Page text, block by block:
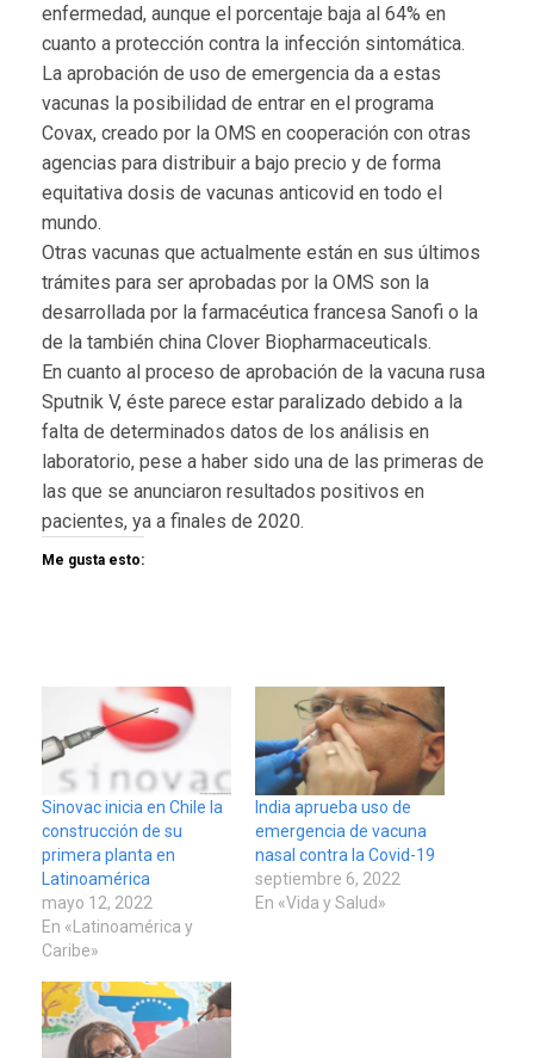
enfermedad, aunque el porcentaje baja al 64% en
cuanto a protección contra la infección sintomática.
La aprobación de uso de emergencia da a estas
vacunas la posibilidad de entrar en el programa
Covax, creado por la OMS en cooperación con otras
agencias para distribuir a bajo precio y de forma
equitativa dosis de vacunas anticovid en todo el
mundo.
Otras vacunas que actualmente están en sus últimos
trámites para ser aprobadas por la OMS son la
desarrollada por la farmacéutica francesa Sanofi o la
de la también china Clover Biopharmaceuticals.
En cuanto al proceso de aprobación de la vacuna rusa
Sputnik V, éste parece estar paralizado debido a la
falta de determinados datos de los análisis en
laboratorio, pese a haber sido una de las primeras de
las que se anunciaron resultados positivos en
pacientes, ya a finales de 2020.
Me gusta esto:
Sinovac inicia en Chile la
construcción de su
primera planta en
Latinoamérica
mayo 12, 2022
En «Latinoamérica y
Caribe»
India aprueba uso de
emergencia de vacuna
nasal contra la Covid-19
septiembre 6, 2022
En «Vida y Salud»